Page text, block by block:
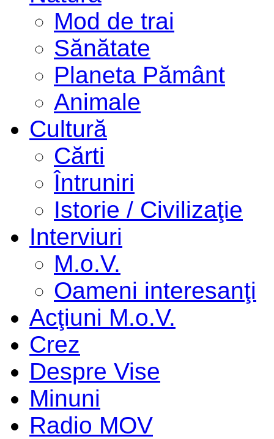
Mod de trai
Sănătate
Planeta Pământ
Animale
Cultură
Cărti
Întruniri
Istorie / Civilizaţie
Interviuri
M.o.V.
Oameni interesanţi
Acţiuni M.o.V.
Crez
Despre Vise
Minuni
Radio MOV